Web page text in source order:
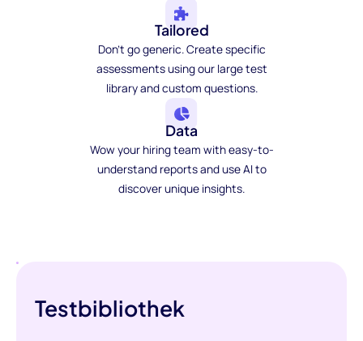
Tailored
Don't go generic. Create specific
assessments using our large test
library and custom questions.
Data
Wow your hiring team with easy-to-
understand reports and use AI to
discover unique insights.
Testbibliothek